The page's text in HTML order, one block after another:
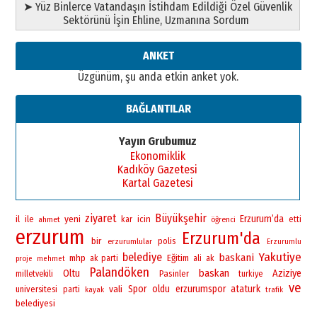
”Reisimiz” idi… Hakka yürüdü.!
26 Mart 2026 Perşembe
gönül adamı Faruk Terzioğlu!
bir vizyon proje daha!
02 Ağustos 2026 Pazar
➤ Yüz Binlerce Vatandaşın İstihdam Edildiği Özel Güvenlik
Sektörünü İşin Ehline, Uzmanına Sordum
ANKET
Üzgünüm, şu anda etkin anket yok.
BAĞLANTILAR
Yayın Grubumuz
Ekonomiklik
Kadıköy Gazetesi
Kartal Gazetesi
il ile ahmet yeni ziyaret kar icin Büyükşehir öğrenci Erzurum’da etti
erzurum bir erzurumlular polis Erzurum'da
Erzurumlu
proje
mehmet mhp ak parti belediye Eğitim ali ak baskani Yakutiye
milletvekili Oltu Palandöken Pasinler baskan turkiye Aziziye
universitesi parti kayak vali Spor oldu erzurumspor ataturk trafik ve
belediyesi